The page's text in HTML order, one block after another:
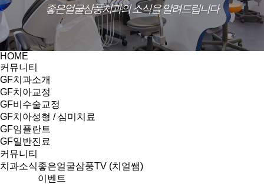
좋은얼굴삼풍치과의 소식을 알려드립니다
HOME
커뮤니티
GF치과소개
GF치아교정
GF비수술교정
GF치아성형 / 심미치료
GF임플란트
GF일반진료
커뮤니티
치과소식좋은얼굴삼풍TV (치얼쌤)
이벤트